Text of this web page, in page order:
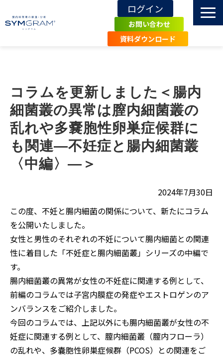
ログイン
お問い合わせ
資料ダウンロード
導入施設・事例
エビデンス
関連記事・知識
お知らせ
よくあるご質問
コラムを更新しました＜腸内
細菌叢の異常は膣内細菌叢の
乱れや多嚢胞性卵巣症候群に
も関連―不妊症と腸内細菌叢
〈中編〉―＞
2024年7月30日
この度、不妊と腸内細菌の関係について、新たにコラム
を公開いたしました。
女性と男性のそれぞれの不妊について腸内細菌との関連
性に着目した「不妊症と腸内細菌叢」シリーズの中編で
す。
腸内細菌叢の異常が女性の不妊症に関連する例として、
前編のコラムでは子宮内膜症の発症やエストロゲンのア
ンバランスをご紹介しました。
今回のコラムでは、上記以外にも腸内細菌叢が女性の不
妊症に関連する例として、膣内細菌叢（膣内フローラ）
の乱れや、多嚢胞性卵巣症候群（PCOS）との関連をご